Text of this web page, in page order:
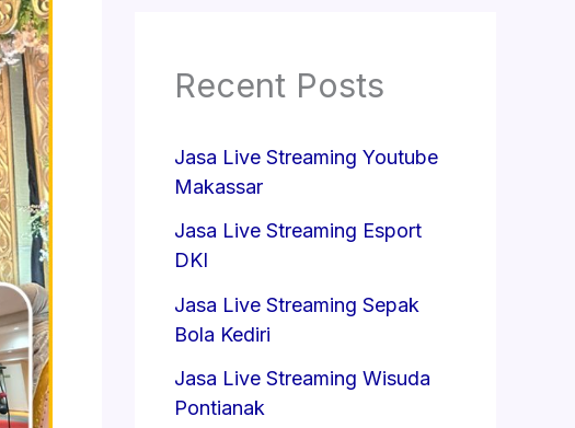
Recent Posts
Jasa Live Streaming Youtube
Makassar
Jasa Live Streaming Esport
DKI
Jasa Live Streaming Sepak
Bola Kediri
Jasa Live Streaming Wisuda
Pontianak